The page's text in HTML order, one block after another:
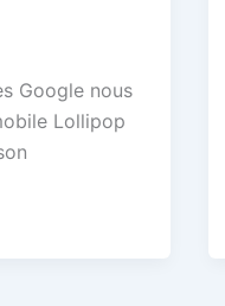
Google nous
Lollipop